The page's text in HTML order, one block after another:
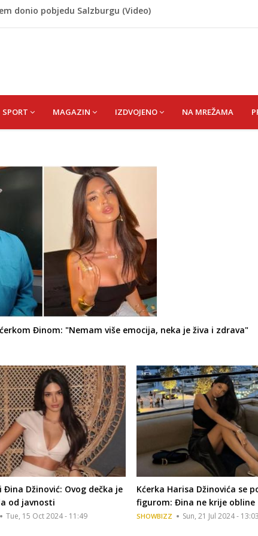
donio pobjedu Salzburgu (Video)
obilježena 31. godišnjica deblokade Unsko-sanskog
Vatrogasci nadljudskim naporima spriječili veću
SPORT MAGAZIN IZDVOJENO NA MREŽAMA
Đinom: "Nemam više emocija, neka je živa i zdrava"
Đina Džinović: Ovog dečka je
od javnosti
Tue, 15 Oct 2024 - 11:49
Kćerka Harisa Džinovića se
figurom: Đina ne krije obline
SHOWBIZZ Sun, 21 Jul 2024 - 13:03